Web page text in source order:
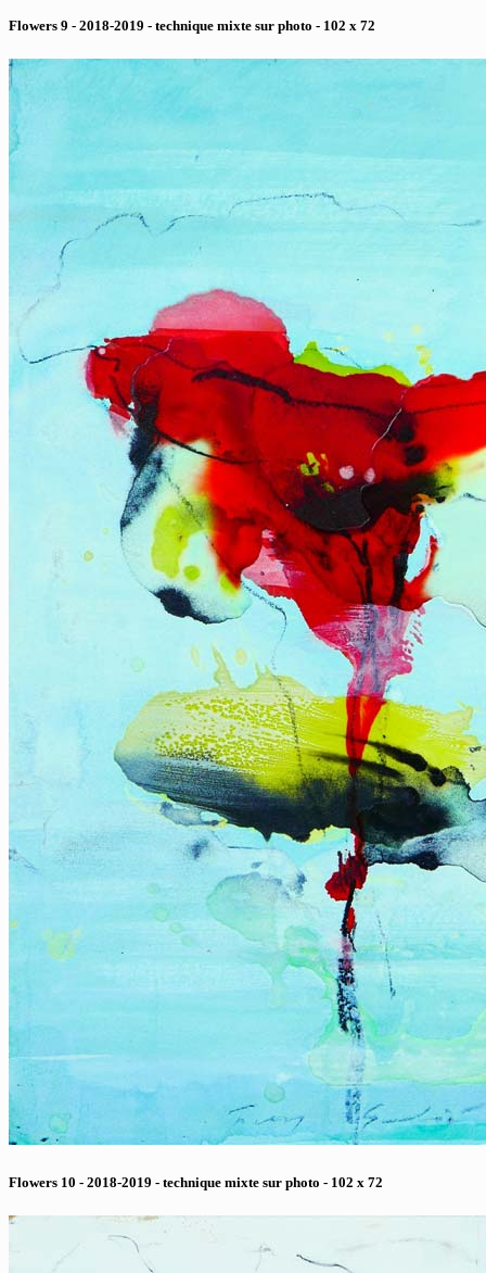
Flowers 9 - 2018-2019 - technique mixte sur photo - 102 x 72
Flowers 10 - 2018-2019 - technique mixte sur photo - 102 x 72